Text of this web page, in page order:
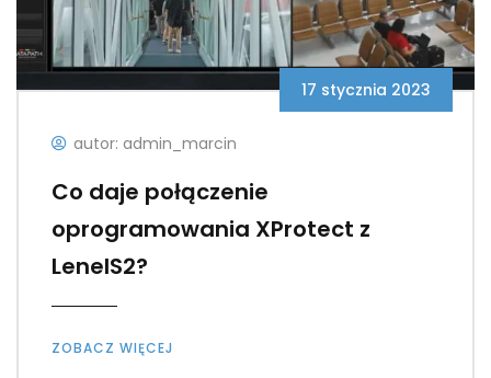
17 stycznia 2023
autor: admin_marcin
Co daje połączenie
oprogramowania XProtect z
LenelS2?
ZOBACZ WIĘCEJ